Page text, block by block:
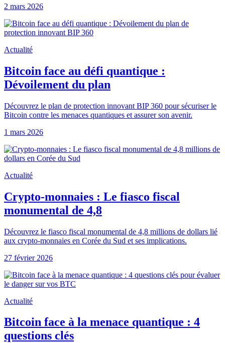
2 mars 2026
Actualité
Bitcoin face au défi quantique :
Dévoilement du plan
Découvrez le plan de protection innovant BIP 360 pour sécuriser le
Bitcoin contre les menaces quantiques et assurer son avenir.
1 mars 2026
Actualité
Crypto-monnaies : Le fiasco fiscal
monumental de 4,8
Découvrez le fiasco fiscal monumental de 4,8 millions de dollars lié
aux crypto-monnaies en Corée du Sud et ses implications.
27 février 2026
Actualité
Bitcoin face à la menace quantique : 4
questions clés